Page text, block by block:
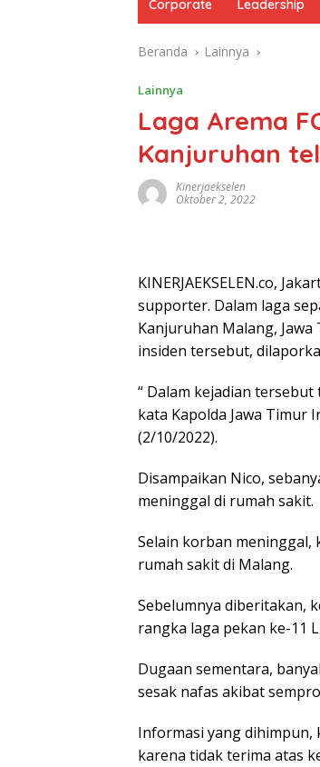
Corporate Leadership
Beranda Lainnya
Lainnya
Laga Arema
Kanjuruhan
Kinerjaekselen
Oktober 2, 2022
KINERJAEKSELEN.co,
supporter. Dalam laga
Kanjuruhan Malang,
insiden tersebut,
“ Dalam kejadian
kata Kapolda Jawa Timur
(2/10/2022).
Disampaikan Nico,
meninggal di rumah sakit.
Selain korban meninggal,
rumah sakit di Malang.
Sebelumnya diberitakan,
rangka laga pekan ke-11
Dugaan sementara,
sesak nafas akibat
Informasi yang
karena tidak terima atas